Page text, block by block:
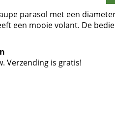
parasol met een
een mooie volant. De
Verzending is gratis!